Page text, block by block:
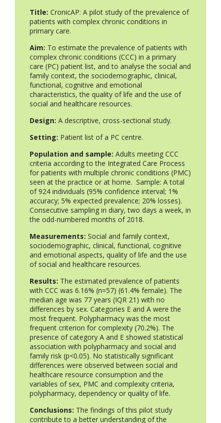
Title: CronicAP: A pilot study of the prevalence of
patients with complex chronic conditions in
primary care.
Aim: To estimate the prevalence of patients with
complex chronic conditions (CCC) in a primary
care (PC) patient list, and to analyse the social and
family context, the sociodemographic, clinical,
functional, cognitive and emotional
characteristics, the quality of life and the use of
social and healthcare resources.
Design: A descriptive, cross-sectional study.
Setting: Patient list of a PC centre.
Population and sample: Adults meeting CCC
criteria according to the Integrated Care Process
for patients with multiple chronic conditions (PMC)
seen at the practice or at home. Sample: A total
of 924 individuals (95% confidence interval; 1%
accuracy; 5% expected prevalence; 20% losses).
Consecutive sampling in diary, two days a week, in
the odd-numbered months of 2018.
Measurements: Social and family context,
sociodemographic, clinical, functional, cognitive
and emotional aspects, quality of life and the use
of social and healthcare resources.
Results: The estimated prevalence of patients
with CCC was 6.16% (n=57) (61.4% female). The
median age was 77 years (IQR 21) with no
differences by sex. Categories E and A were the
most frequent. Polypharmacy was the most
frequent criterion for complexity (70.2%). The
presence of category A and E showed statistical
association with polypharmacy and social and
family risk (p<0.05). No statistically significant
differences were observed between social and
healthcare resource consumption and the
variables of sex, PMC and complexity criteria,
polypharmacy, dependency or quality of life.
Conclusions: The findings of this pilot study
contribute to a better understanding of the